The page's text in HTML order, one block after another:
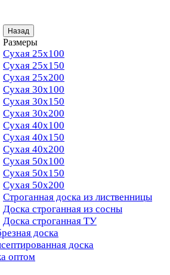
Назад
Размеры
Сухая 25х100
Сухая 25х150
Сухая 25х200
Сухая 30х100
Сухая 30х150
Сухая 30х200
Сухая 40х100
Сухая 40х150
Сухая 40х200
Сухая 50х100
Сухая 50х150
Сухая 50х200
Строганная доска из лиственницы
Доска строганная из сосны
Доска строганная ТУ
доска
доска
оптом